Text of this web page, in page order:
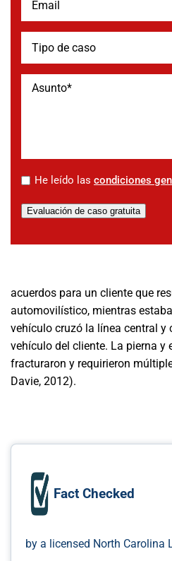
* He leído las condiciones
Evaluación de caso gratuita
acuerdos para un cliente que
automovilístico, mientras
vehículo cruzó la línea central y
vehículo del cliente. La pierna y
fracturaron y requirieron
Davie, 2012).
Fact Checked
by a licensed North Carolina